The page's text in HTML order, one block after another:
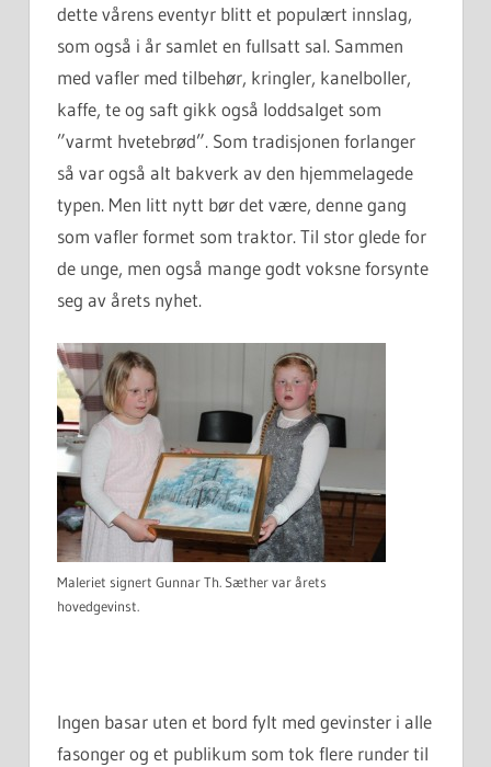
dette vårens eventyr blitt et populært innslag,
som også i år samlet en fullsatt sal. Sammen
med vafler med tilbehør, kringler, kanelboller,
kaffe, te og saft gikk også loddsalget som
”varmt hvetebrød”. Som tradisjonen forlanger
så var også alt bakverk av den hjemmelagede
typen. Men litt nytt bør det være, denne gang
som vafler formet som traktor. Til stor glede for
de unge, men også mange godt voksne forsynte
seg av årets nyhet.
Maleriet signert Gunnar Th. Sæther var årets
hovedgevinst.
Ingen basar uten et bord fylt med gevinster i alle
fasonger og et publikum som tok flere runder til